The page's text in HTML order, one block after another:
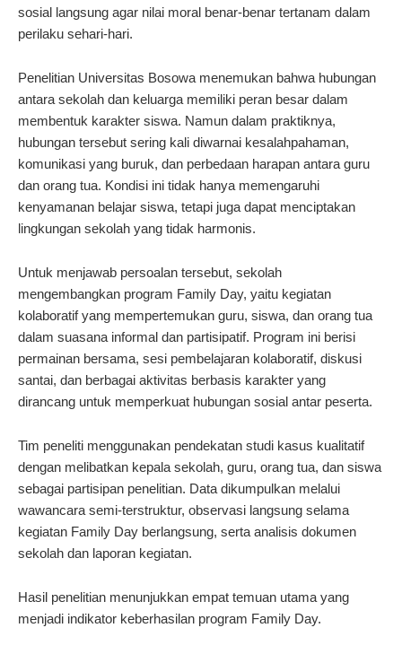
sosial langsung agar nilai moral benar-benar tertanam dalam
perilaku sehari-hari.
Penelitian Universitas Bosowa menemukan bahwa hubungan
antara sekolah dan keluarga memiliki peran besar dalam
membentuk karakter siswa. Namun dalam praktiknya,
hubungan tersebut sering kali diwarnai kesalahpahaman,
komunikasi yang buruk, dan perbedaan harapan antara guru
dan orang tua. Kondisi ini tidak hanya memengaruhi
kenyamanan belajar siswa, tetapi juga dapat menciptakan
lingkungan sekolah yang tidak harmonis.
Untuk menjawab persoalan tersebut, sekolah
mengembangkan program Family Day, yaitu kegiatan
kolaboratif yang mempertemukan guru, siswa, dan orang tua
dalam suasana informal dan partisipatif. Program ini berisi
permainan bersama, sesi pembelajaran kolaboratif, diskusi
santai, dan berbagai aktivitas berbasis karakter yang
dirancang untuk memperkuat hubungan sosial antar peserta.
Tim peneliti menggunakan pendekatan studi kasus kualitatif
dengan melibatkan kepala sekolah, guru, orang tua, dan siswa
sebagai partisipan penelitian. Data dikumpulkan melalui
wawancara semi-terstruktur, observasi langsung selama
kegiatan Family Day berlangsung, serta analisis dokumen
sekolah dan laporan kegiatan.
Hasil penelitian menunjukkan empat temuan utama yang
menjadi indikator keberhasilan program Family Day.